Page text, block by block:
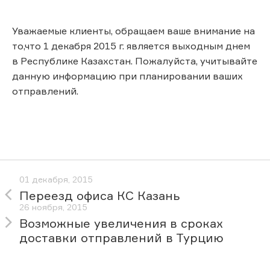
Уважаемые клиенты, обращаем ваше внимание на
то,что 1 декабря 2015 г. является выходным днем
в Республике Казахстан. Пожалуйста, учитывайте
данную информацию при планировании ваших
отправлений.
01 декабря, 2015
Переезд офиса КС Казань
26 ноября, 2015
Возможные увеличения в сроках
доставки отправлений в Турцию